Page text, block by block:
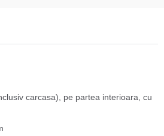
carcasa), pe partea interioara, cu